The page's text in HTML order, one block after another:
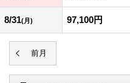
8/31(月) 97,100円